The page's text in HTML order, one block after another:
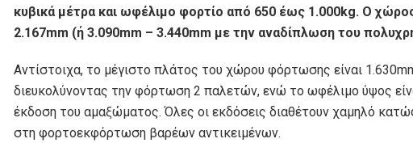
κυβικά μέτρα και ωφέλιμο φορτίο από 650 έως 1.000kg. Ο
2.167mm (ή 3.090mm – 3.440mm με την αναδίπλωση του
Αντίστοιχα, το μέγιστο πλάτος του χώρου φόρτωσης είναι
διευκολύνοντας την φόρτωση 2 παλετών, ενώ το ωφέλιμο ύψος
έκδοση του αμαξώματος. Όλες οι εκδόσεις διαθέτουν χαμηλό
στη φορτοεκφόρτωση βαρέων αντικειμένων.